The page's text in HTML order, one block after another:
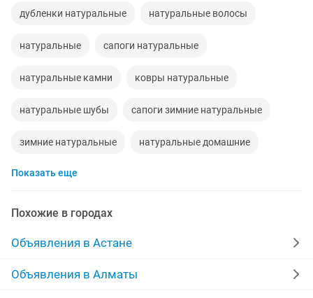
дубленки натуральные натуральные волосы
натуральные сапоги натуральные
натуральные камни ковры натуральные
натуральные шубы сапоги зимние натуральные
зимние натуральные натуральные домашние
женские зимние натуральные
дубленки натуральные мужская
натуральные женские
Показать еще
Похожие в городах
Объявления в Астане
Объявления в Алматы